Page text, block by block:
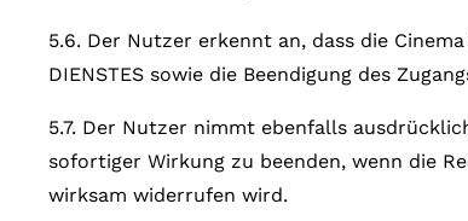
5.6. Der Nutzer erkennt an, dass die
DIENSTES sowie die Beendigung des
5.7. Der Nutzer nimmt ebenfalls
sofortiger Wirkung zu beenden, wenn die
wirksam widerrufen wird.